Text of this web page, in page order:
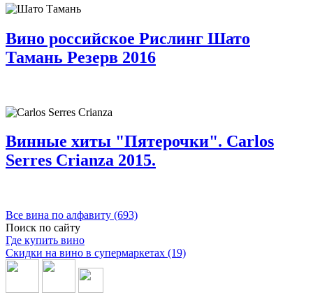
Вино российское Рислинг Шато
Тамань Резерв 2016
Винные хиты "Пятерочки". Carlos
Serres Crianza 2015.
Все вина по алфавиту (693)
Поиск по сайту
Где купить вино
Скидки на вино в супермаркетах (19)